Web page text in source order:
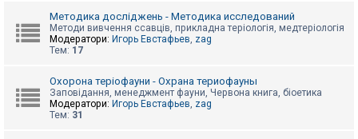
б
е
д
п
о
Методика досліджень - Методика исследований
Методи вивчення ссавців, прикладна теріологія, медтеріологія
Модератори: Игорь Евстафьев, zag
Тем: 17
Охорона теріофауни - Охрана териофауны
Заповідання, менеджмент фауни, Червона книга, біоетика
Модератори: Игорь Евстафьев, zag
Тем: 31